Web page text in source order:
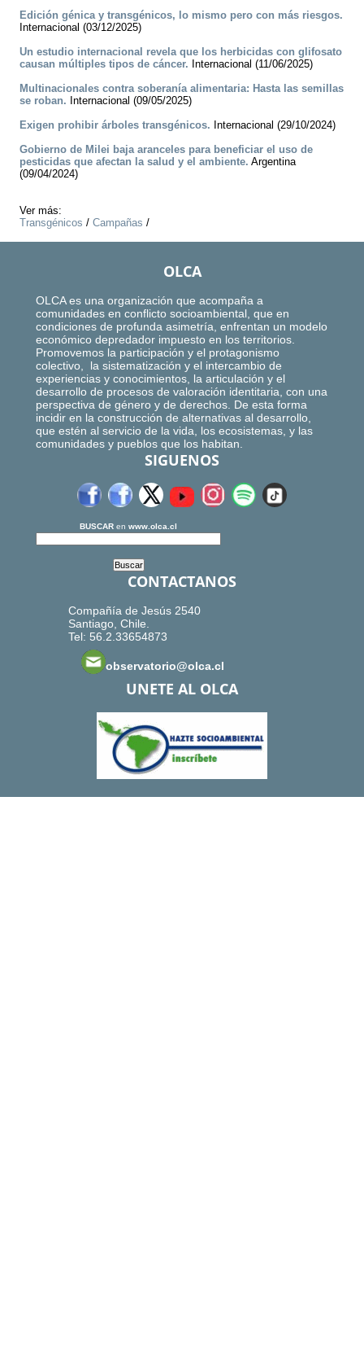
Edición génica y transgénicos, lo mismo pero con más riesgos.
Internacional (03/12/2025)
Un estudio internacional revela que los herbicidas con glifosato
causan múltiples tipos de cáncer. Internacional (11/06/2025)
Multinacionales contra soberanía alimentaria: Hasta las semillas
se roban. Internacional (09/05/2025)
Exigen prohibir árboles transgénicos. Internacional (29/10/2024)
Gobierno de Milei baja aranceles para beneficiar el uso de
pesticidas que afectan la salud y el ambiente. Argentina
(09/04/2024)
Ver más:
Transgénicos / Campañas /
OLCA
OLCA es una organización que acompaña a
comunidades en conflicto socioambiental, que en
condiciones de profunda asimetría, enfrentan un modelo
económico depredador impuesto en los territorios.
Promovemos la participación y el protagonismo
colectivo, la sistematización y el intercambio de
experiencias y conocimientos, la articulación y el
desarrollo de procesos de valoración identitaria, con una
perspectiva de género y de derechos. De esta forma
incidir en la construcción de alternativas al desarrollo,
que estén al servicio de la vida, los ecosistemas, y las
comunidades y pueblos que los habitan.
SIGUENOS
BUSCAR en www.olca.cl
CONTACTANOS
Compañía de Jesús 2540
Santiago, Chile.
Tel: 56.2.33654873
observatorio@olca.cl
UNETE AL OLCA